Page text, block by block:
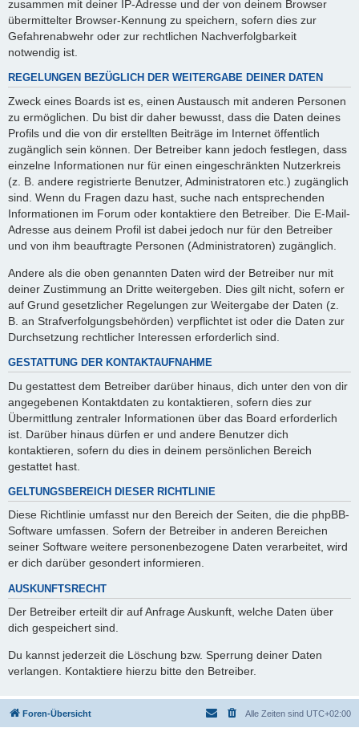
zusammen mit deiner IP-Adresse und der von deinem Browser
übermittelter Browser-Kennung zu speichern, sofern dies zur
Gefahrenabwehr oder zur rechtlichen Nachverfolgbarkeit
notwendig ist.
REGELUNGEN BEZÜGLICH DER WEITERGABE DEINER DATEN
Zweck eines Boards ist es, einen Austausch mit anderen Personen
zu ermöglichen. Du bist dir daher bewusst, dass die Daten deines
Profils und die von dir erstellten Beiträge im Internet öffentlich
zugänglich sein können. Der Betreiber kann jedoch festlegen, dass
einzelne Informationen nur für einen eingeschränkten Nutzerkreis
(z. B. andere registrierte Benutzer, Administratoren etc.) zugänglich
sind. Wenn du Fragen dazu hast, suche nach entsprechenden
Informationen im Forum oder kontaktiere den Betreiber. Die E-Mail-
Adresse aus deinem Profil ist dabei jedoch nur für den Betreiber
und von ihm beauftragte Personen (Administratoren) zugänglich.
Andere als die oben genannten Daten wird der Betreiber nur mit
deiner Zustimmung an Dritte weitergeben. Dies gilt nicht, sofern er
auf Grund gesetzlicher Regelungen zur Weitergabe der Daten (z.
B. an Strafverfolgungsbehörden) verpflichtet ist oder die Daten zur
Durchsetzung rechtlicher Interessen erforderlich sind.
GESTATTUNG DER KONTAKTAUFNAHME
Du gestattest dem Betreiber darüber hinaus, dich unter den von dir
angegebenen Kontaktdaten zu kontaktieren, sofern dies zur
Übermittlung zentraler Informationen über das Board erforderlich
ist. Darüber hinaus dürfen er und andere Benutzer dich
kontaktieren, sofern du dies in deinem persönlichen Bereich
gestattet hast.
GELTUNGSBEREICH DIESER RICHTLINIE
Diese Richtlinie umfasst nur den Bereich der Seiten, die die phpBB-
Software umfassen. Sofern der Betreiber in anderen Bereichen
seiner Software weitere personenbezogene Daten verarbeitet, wird
er dich darüber gesondert informieren.
AUSKUNFTSRECHT
Der Betreiber erteilt dir auf Anfrage Auskunft, welche Daten über
dich gespeichert sind.
Du kannst jederzeit die Löschung bzw. Sperrung deiner Daten
verlangen. Kontaktiere hierzu bitte den Betreiber.
Foren-Übersicht Alle Zeiten sind UTC+02:00